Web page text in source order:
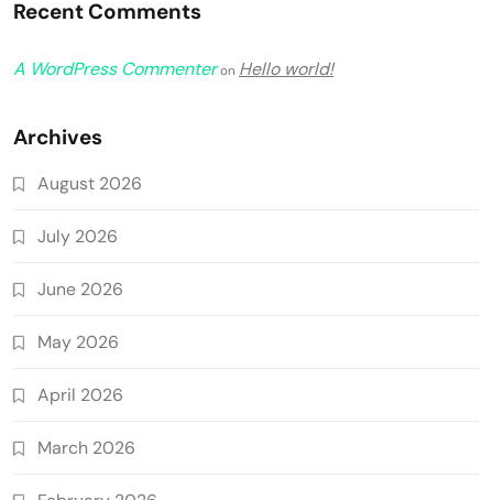
Recent Comments
A WordPress Commenteron Hello world!
Archives
August 2026
July 2026
June 2026
May 2026
April 2026
March 2026